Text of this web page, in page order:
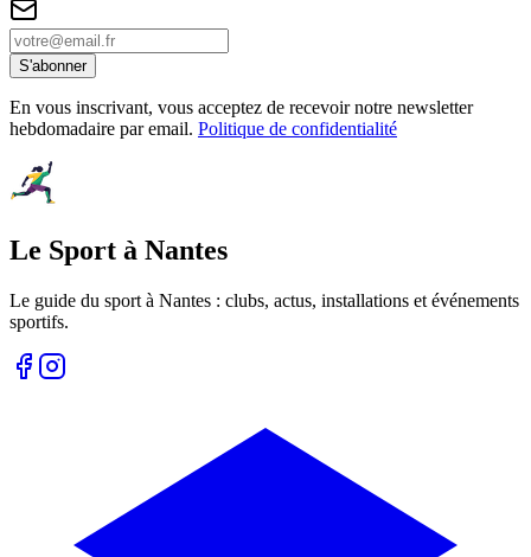
S'abonner
En vous inscrivant, vous acceptez de recevoir notre newsletter
hebdomadaire par email. Politique de confidentialité
Le Sport à Nantes
Le guide du sport à Nantes : clubs, actus, installations et événements
sportifs.